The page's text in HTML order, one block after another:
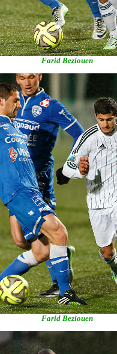
Farid Beziouen
Farid Beziouen